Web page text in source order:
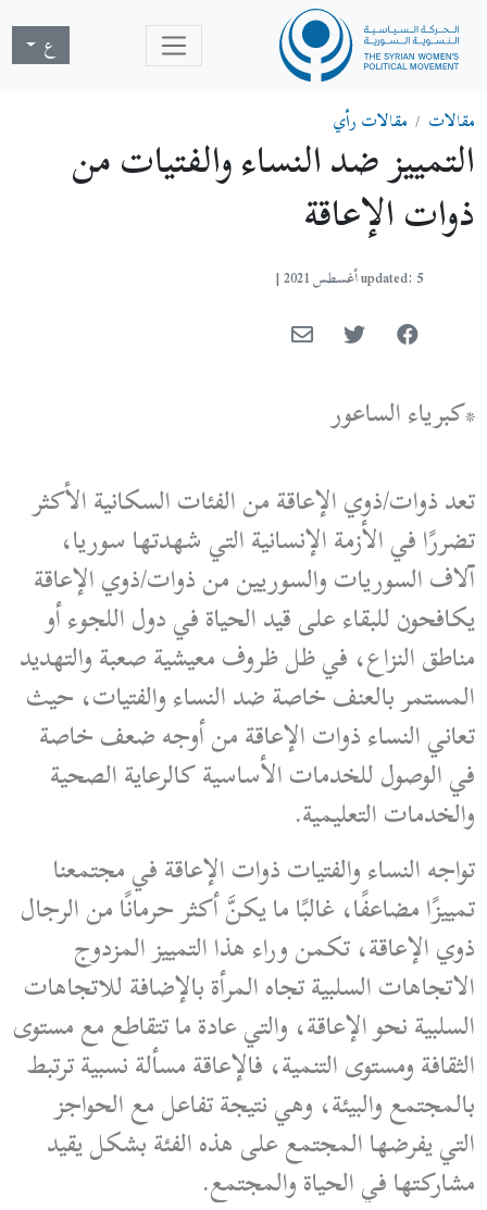
ع
مقالات مقالات رأي
التمييز ضد النساء والفتيات من
ذوات الإعاقة
updated: 5 أغسطس 2021 |
*كبرياء الساعور
تعد ذوات/ذوي الإعاقة من الفئاتالسكانية الأكثر
تضررًا في الأزمة الإنسانية التي شهدتها سوريا،
آلاف السوريات والسوريين من ذوات/ذوي الإعاقة
يكافحون للبقاء على قيد الحياة في دول اللجوء أو
مناطق النزاع، في ظل ظروف معيشية صعبة والتهديد
المستمر بالعنف خاصة ضد النساء والفتيات، حيث
تعاني النساء ذوات الإعاقة من أوجه ضعف خاصة
في الوصول للخدمات الأساسية كالرعاية الصحية
والخدمات التعليمية.
تواجه النساء والفتيات ذوات الإعاقة في مجتمعنا
تمييزًا مضاعفًا، غالبًا ما يكنَّ أكثر حرمانًا من الرجال
ذوي الإعاقة، تكمن وراء هذا التمييز المزدوج
الاتجاهات السلبية تجاه المرأة بالإضافة للاتجاهات
السلبية نحو الإعاقة، والتي عادة ما تتقاطع مع مستوى
الثقافة ومستوى التنمية، فالإعاقة مسألة نسبية ترتبط
بالمجتمع والبيئة، وهي نتيجة تفاعل مع الحواجز
التي يفرضها المجتمع على هذه الفئة بشكل يقيد
مشاركتها في الحياة والمجتمع.